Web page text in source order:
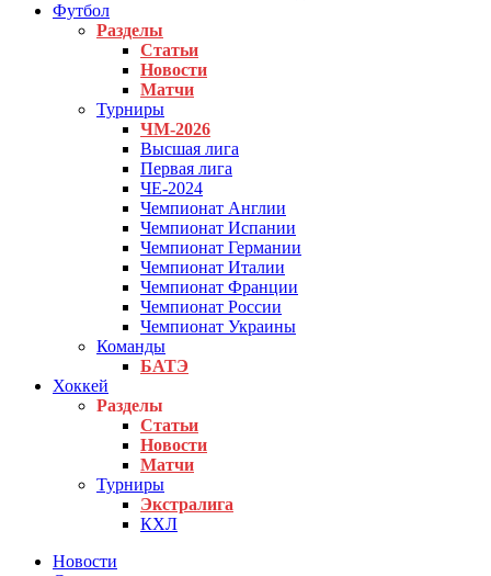
Футбол
Разделы
Статьи
Новости
Матчи
Турниры
ЧМ-2026
Высшая лига
Первая лига
ЧЕ-2024
Чемпионат Англии
Чемпионат Испании
Чемпионат Германии
Чемпионат Италии
Чемпионат Франции
Чемпионат России
Чемпионат Украины
Команды
БАТЭ
Хоккей
Разделы
Статьи
Новости
Матчи
Турниры
Экстралига
КХЛ
Новости